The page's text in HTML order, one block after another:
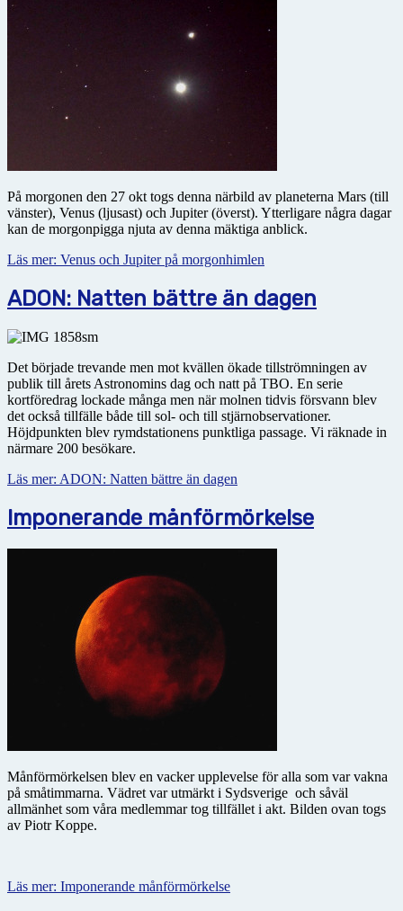
På morgonen den 27 okt togs denna närbild av planeterna Mars (till
vänster), Venus (ljusast) och Jupiter (överst). Ytterligare några dagar
kan de morgonpigga njuta av denna mäktiga anblick.
Läs mer: Venus och Jupiter på morgonhimlen
ADON: Natten bättre än dagen
Det började trevande men mot kvällen ökade tillströmningen av
publik till årets Astronomins dag och natt på TBO. En serie
kortföredrag lockade många men när molnen tidvis försvann blev
det också tillfälle både till sol- och till stjärnobservationer.
Höjdpunkten blev rymdstationens punktliga passage. Vi räknade in
närmare 200 besökare.
Läs mer: ADON: Natten bättre än dagen
Imponerande månförmörkelse
Månförmörkelsen blev en vacker upplevelse för alla som var vakna
på småtimmarna. Vädret var utmärkt i Sydsverige och såväl
allmänhet som våra medlemmar tog tillfället i akt. Bilden ovan togs
av Piotr Koppe.
Läs mer: Imponerande månförmörkelse